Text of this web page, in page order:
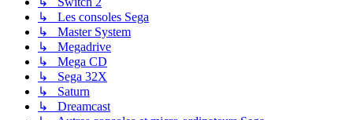
↳ Les consoles Sega
↳ Master System
↳ Megadrive
↳ Mega CD
↳ Sega 32X
↳ Saturn
↳ Dreamcast